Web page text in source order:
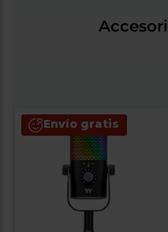
Envío gratis